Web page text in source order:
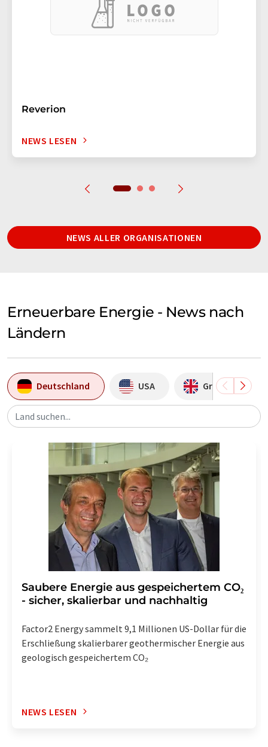
Reverion
NEWS LESEN
NEWS ALLER ORGANISATIONEN
Erneuerbare Energie - News nach
Ländern
Deutschland USA Großbritannien
Land suchen...
Saubere Energie aus gespeichertem CO₂
- sicher, skalierbar und nachhaltig
Factor2 Energy sammelt 9,1 Millionen US-Dollar für die
Erschließung skalierbarer geothermischer Energie aus
geologisch gespeichertem CO₂
NEWS LESEN